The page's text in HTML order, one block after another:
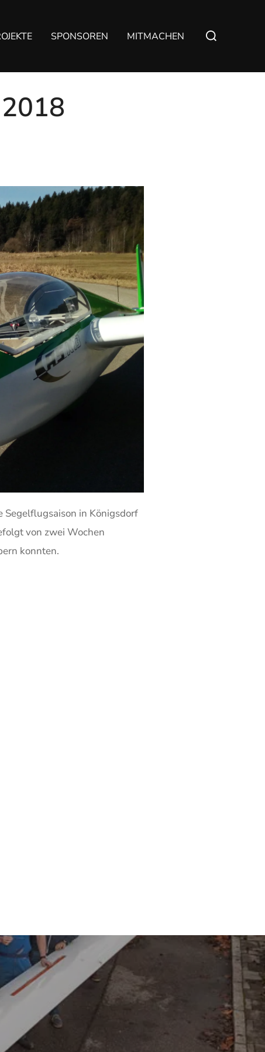
SPONSOREN MITMACHEN
in Königsdorf
von zwei Wochen
konnten.